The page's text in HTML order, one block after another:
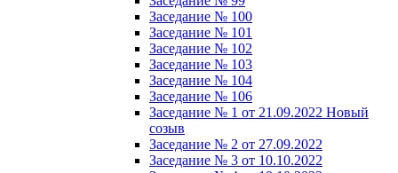
Заседание № 100
Заседание № 101
Заседание № 102
Заседание № 103
Заседание № 104
Заседание № 106
Заседание № 1 от 21.09.2022 Новый
созыв
Заседание № 2 от 27.09.2022
Заседание № 3 от 10.10.2022